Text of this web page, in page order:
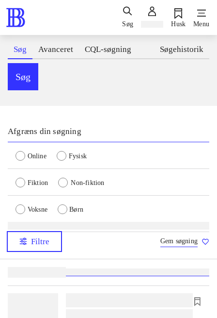
Søg Husk Menu
Søg Avanceret CQL-søgning Søgehistorik
Søg
Afgræns din søgning
Online Fysisk
Fiktion Non-fiktion
Voksne Børn
Filtre Gem søgning
lorem ipsum dolor sit amet ...